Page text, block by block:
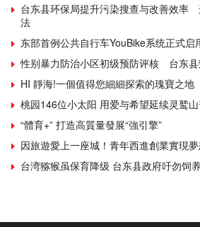
台东县环保局提升污染搜查与改善效率
法
东部首例公共自行车YouBike系统正式启
性别暴力防治小区初级预防评核 台东县
HI 靜海!一個值得您細細探索的瑰寶之地
桃园146位小太阳 用爱与希望延续灵鹫
“體育+” 打造高質量發展“強引擎”
因旅遊愛上一座城！青年西進創業實現
台湾猕猴虽保育降级 台东县政府吁勿饲